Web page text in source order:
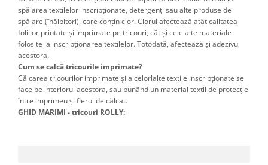
spălarea textilelor inscripţionate, detergenţi sau alte produse de
spălare (înălbitori), care conţin clor. Clorul afectează atât calitatea
foliilor printate şi imprimate pe tricouri, cât şi celelalte materiale
folosite la inscripţionarea textilelor. Totodată, afectează şi adezivul
acestora.
Cum se calcă tricourile imprimate?
Călcarea tricourilor imprimate şi a celorlalte textile inscripţionate se
face pe interiorul acestora, sau punând un material textil de protecţie
între imprimeu şi fierul de călcat.
GHID MARIMI - tricouri ROLLY: